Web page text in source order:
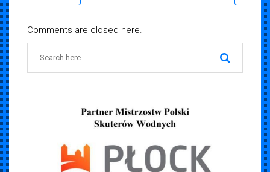
Comments are closed here.